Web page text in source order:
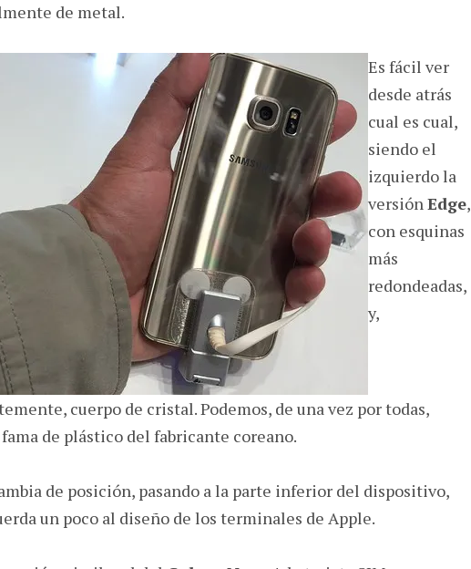
de metal.
Es fácil ver
desde atrás
cual es cual,
siendo el
izquierdo la
versiónEdge,
con esquinas
más
redondeadas,
y,
cuerpo de cristal. Podemos, de una vez por todas,
de plástico del fabricante coreano.
de posición, pasando a la parte inferior del dispositivo,
un poco al diseño de los terminales de Apple.